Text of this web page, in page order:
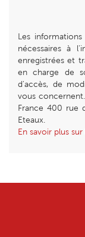
Les
nécessaires à
enregistrées et
en charge de
d'accès, de
vous
France 400 rue
Eteaux.
En savoir plus